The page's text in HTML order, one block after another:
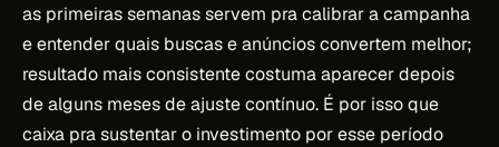
as primeiras semanas servem pra calibrar a campanha
e entender quais buscas e anúncios convertem melhor;
resultado mais consistente costuma aparecer depois
de alguns meses de ajuste contínuo. É por isso que
caixa pra sustentar o investimento por esse período